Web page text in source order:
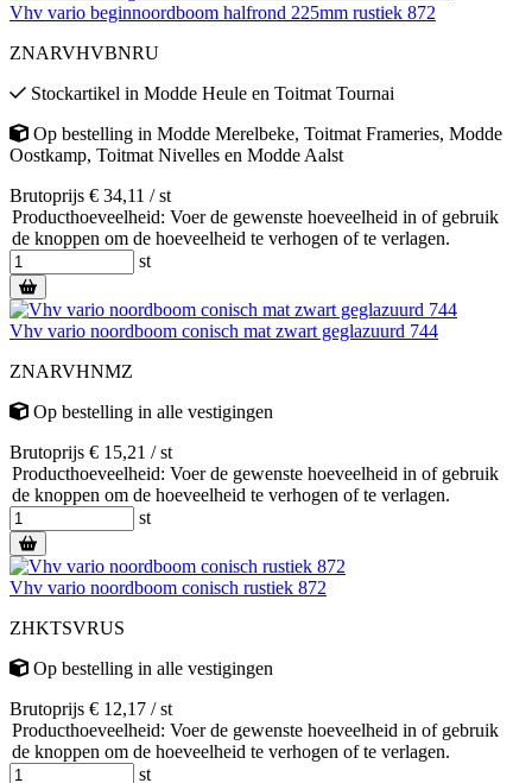
Vhv vario beginnoordboom halfrond 225mm rustiek 872
ZNARVHVBNRU
Stockartikel in Modde Heule en Toitmat Tournai
Op bestelling in Modde Merelbeke, Toitmat Frameries, Modde
Oostkamp, Toitmat Nivelles en Modde Aalst
Brutoprijs € 34,11 / st
Producthoeveelheid: Voer de gewenste hoeveelheid in of gebruik
de knoppen om de hoeveelheid te verhogen of te verlagen.
st
Vhv vario noordboom conisch mat zwart geglazuurd 744
ZNARVHNMZ
Op bestelling in alle vestigingen
Brutoprijs € 15,21 / st
Producthoeveelheid: Voer de gewenste hoeveelheid in of gebruik
de knoppen om de hoeveelheid te verhogen of te verlagen.
st
Vhv vario noordboom conisch rustiek 872
ZHKTSVRUS
Op bestelling in alle vestigingen
Brutoprijs € 12,17 / st
Producthoeveelheid: Voer de gewenste hoeveelheid in of gebruik
de knoppen om de hoeveelheid te verhogen of te verlagen.
st